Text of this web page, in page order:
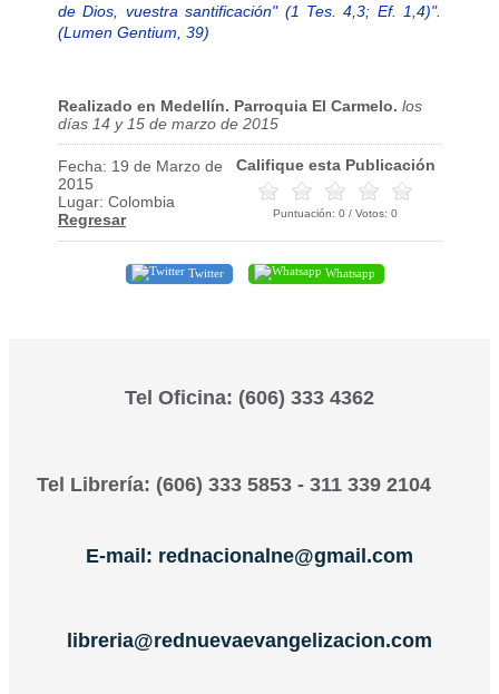
de Dios, vuestra santificación" (1 Tes. 4,3; Ef. 1,4)".
(Lumen Gentium, 39)
Realizado en Medellín. Parroquia El Carmelo. los
días 14 y 15 de marzo de 2015
Fecha: 19 de Marzo de
2015
Lugar: Colombia
Regresar
Califique esta Publicación
Puntuación: 0 / Votos: 0
Twitter Whatsapp
Tel Oficina: (606) 333 4362
Tel Librería: (606) 333 5853 - 311 339 2104
E-mail: rednacionalne@gmail.com
libreria@rednuevaevangelizacion.com